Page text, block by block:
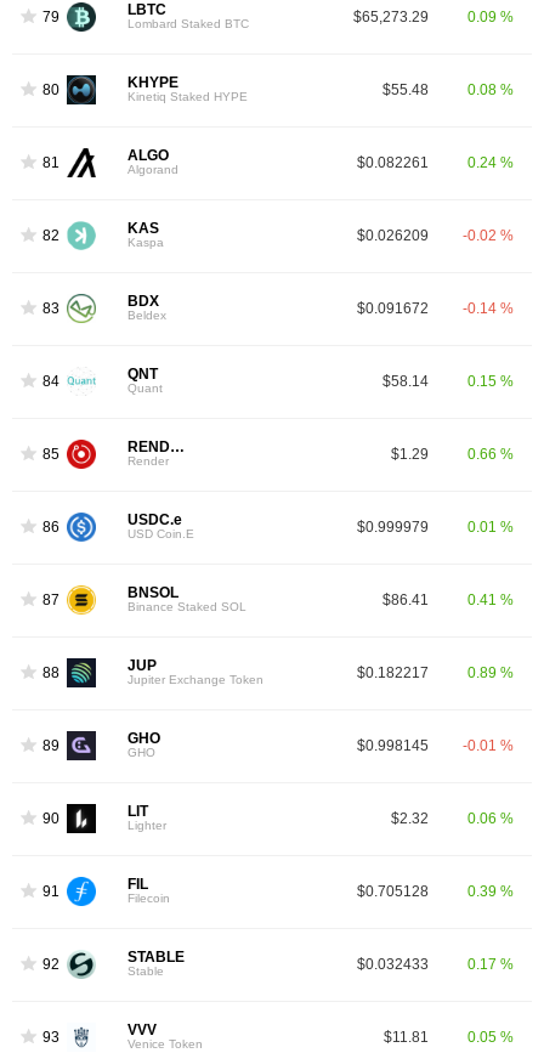
79 LBTC
Lombard Staked BTC $65,273.29 0.09 %
80 KHYPE
Kinetiq Staked HYPE $55.48 0.08 %
81 ALGO
Algorand $0.082261 0.24 %
82 KAS
Kaspa $0.026209 -0.02 %
83 BDX
Beldex $0.091672 -0.14 %
84 QNT
Quant $58.14 0.15 %
85 RENDER
Render $1.29 0.66 %
86 USDC.e
USD Coin.E $0.999979 0.01 %
87 BNSOL
Binance Staked SOL $86.41 0.41 %
88 JUP
Jupiter Exchange Token $0.182217 0.89 %
89 GHO
GHO $0.998145 -0.01 %
90 LIT
Lighter $2.32 0.06 %
91 FIL
Filecoin $0.705128 0.39 %
92 STABLE
Stable $0.032433 0.17 %
93 VVV
Venice Token $11.81 0.05 %